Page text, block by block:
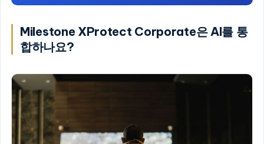
Milestone XProtect Corporate은 AI를 통
합하나요?